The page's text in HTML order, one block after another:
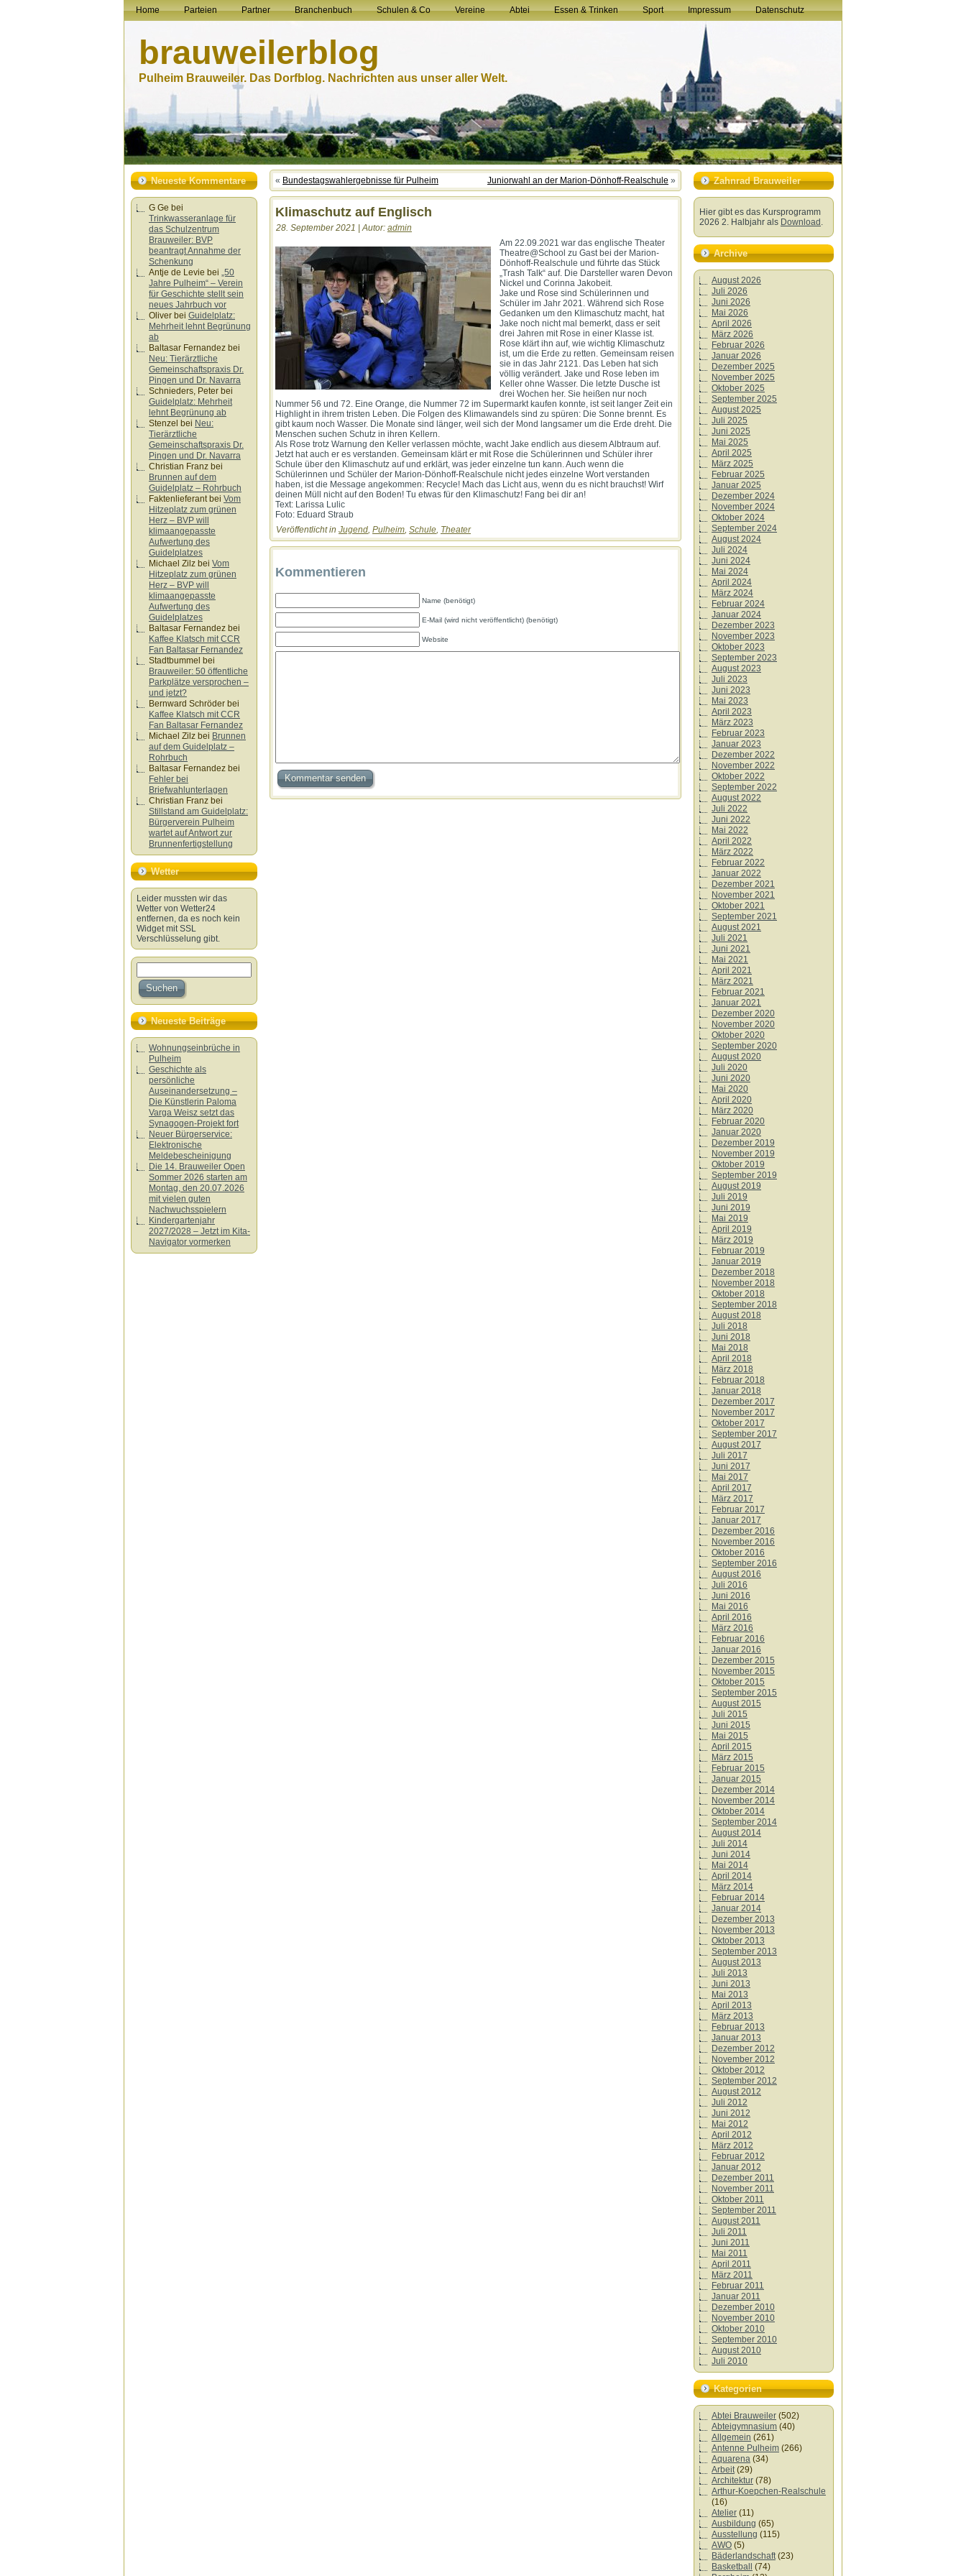
Home Parteien Partner Branchenbuch Schulen & Co Vereine Abtei Essen & Trinken Sport Impressum Datenschutz
brauweilerblog
Pulheim Brauweiler. Das Dorfblog. Nachrichten aus unser aller Welt.
Neueste Kommentare
G Ge bei
Trinkwasseranlage für
das Schulzentrum
Brauweiler: BVP
beantragt Annahme der
Schenkung
Antje de Levie bei „50
Jahre Pulheim“ – Verein
für Geschichte stellt sein
neues Jahrbuch vor
Oliver bei Guidelplatz:
Mehrheit lehnt Begrünung
ab
Baltasar Fernandez bei
Neu: Tierärztliche
Gemeinschaftspraxis Dr.
Pingen und Dr. Navarra
Schnieders, Peter bei
Guidelplatz: Mehrheit
lehnt Begrünung ab
Stenzel bei Neu:
Tierärztliche
Gemeinschaftspraxis Dr.
Pingen und Dr. Navarra
Christian Franz bei
Brunnen auf dem
Guidelplatz – Rohrbuch
Faktenlieferantbei Vom
Hitzeplatz zum grünen
Herz – BVP will
klimaangepasste
Aufwertung des
Guidelplatzes
Michael Zilz bei Vom
Hitzeplatz zum grünen
Herz – BVP will
klimaangepasste
Aufwertung des
Guidelplatzes
Baltasar Fernandez bei
Kaffee Klatsch mit CCR
Fan Baltasar Fernandez
Stadtbummel bei
Brauweiler: 50 öffentliche
Parkplätze versprochen –
und jetzt?
Bernward Schröder bei
Kaffee Klatsch mit CCR
Fan Baltasar Fernandez
Michael Zilz bei Brunnen
auf dem Guidelplatz –
Rohrbuch
Baltasar Fernandez bei
Fehler bei
Briefwahlunterlagen
Christian Franz bei
Stillstand am Guidelplatz:
Bürgerverein Pulheim
wartet auf Antwort zur
Brunnenfertigstellung
Wetter
Leider mussten wir das
Wetter von Wetter24
entfernen, da es noch kein
Widget mit SSL
Verschlüsselung gibt.
Neueste Beiträge
Wohnungseinbrüche in
Pulheim
Geschichte als
persönliche
Auseinandersetzung –
Die Künstlerin Paloma
Varga Weisz setzt das
Synagogen-Projekt fort
Neuer Bürgerservice:
Elektronische
Meldebescheinigung
Die 14. Brauweiler Open
Sommer 2026 starten am
Montag, den 20.07.2026
mit vielen guten
Nachwuchsspielern
Kindergartenjahr
2027/2028 – Jetzt im Kita-
Navigator vormerken
« Bundestagswahlergebnisse für Pulheim Juniorwahl an der Marion-Dönhoff-Realschule »
Klimaschutz auf Englisch
28. September 2021 | Autor: admin
Am 22.09.2021 war das englische Theater
Theatre@School zu Gast bei der Marion-
Dönhoff-Realschule und führte das Stück
„Trash Talk“ auf. Die Darsteller waren Devon
Nickel und Corinna Jakobeit.
Jake und Rose sind Schülerinnen und
Schüler im Jahr 2021. Während sich Rose
Gedanken um den Klimaschutz macht, hat
Jake noch nicht mal bemerkt, dass er seit
drei Jahren mit Rose in einer Klasse ist.
Rose klärt ihn auf, wie wichtig Klimaschutz
ist, um die Erde zu retten. Gemeinsam reisen
sie in das Jahr 2121. Das Leben hat sich
völlig verändert. Jake und Rose leben im
Keller ohne Wasser. Die letzte Dusche ist
drei Wochen her. Sie heißen nur noch
Nummer 56 und 72. Eine Orange, die Nummer 72 im Supermarkt kaufen konnte, ist seit langer Zeit ein
Highlight in ihrem tristen Leben. Die Folgen des Klimawandels sind zu spüren: Die Sonne brennt. Es
gibt kaum noch Wasser. Die Monate sind länger, weil sich der Mond langsamer um die Erde dreht. Die
Menschen suchen Schutz in ihren Kellern.
Als Rose trotz Warnung den Keller verlassen möchte, wacht Jake endlich aus diesem Albtraum auf.
Jetzt hat auch er es verstanden. Gemeinsam klärt er mit Rose die Schülerinnen und Schüler ihrer
Schule über den Klimaschutz auf und erklärt, was jeder einzelne tun kann. Auch wenn die
Schülerinnen und Schüler der Marion-Dönhoff-Realschule nicht jedes einzelne Wort verstanden
haben, ist die Message angekommen: Recycle! Mach das Licht aus, wenn du es nicht brauchst! Wirf
deinen Müll nicht auf den Boden! Tu etwas für den Klimaschutz! Fang bei dir an!
Text: Larissa Lulic
Foto: Eduard Straub
Veröffentlicht in Jugend, Pulheim, Schule, Theater
Kommentieren
Name (benötigt)
E-Mail (wird nicht veröffentlicht) (benötigt)
Website
Zahnrad Brauweiler
Hier gibt es das Kursprogramm
2026 2. Halbjahr als Download .
Archive
August 2026
Juli 2026
Juni 2026
Mai 2026
April 2026
März 2026
Februar 2026
Januar 2026
Dezember 2025
November 2025
Oktober 2025
September 2025
August 2025
Juli 2025
Juni 2025
Mai 2025
April 2025
März 2025
Februar 2025
Januar 2025
Dezember 2024
November 2024
Oktober 2024
September 2024
August 2024
Juli 2024
Juni 2024
Mai 2024
April 2024
März 2024
Februar 2024
Januar 2024
Dezember 2023
November 2023
Oktober 2023
September 2023
August 2023
Juli 2023
Juni 2023
Mai 2023
April 2023
März 2023
Februar 2023
Januar 2023
Dezember 2022
November 2022
Oktober 2022
September 2022
August 2022
Juli 2022
Juni 2022
Mai 2022
April 2022
März 2022
Februar 2022
Januar 2022
Dezember 2021
November 2021
Oktober 2021
September 2021
August 2021
Juli 2021
Juni 2021
Mai 2021
April 2021
März 2021
Februar 2021
Januar 2021
Dezember 2020
November 2020
Oktober 2020
September 2020
August 2020
Juli 2020
Juni 2020
Mai 2020
April 2020
März 2020
Februar 2020
Januar 2020
Dezember 2019
November 2019
Oktober 2019
September 2019
August 2019
Juli 2019
Juni 2019
Mai 2019
April 2019
März 2019
Februar 2019
Januar 2019
Dezember 2018
November 2018
Oktober 2018
September 2018
August 2018
Juli 2018
Juni 2018
Mai 2018
April 2018
März 2018
Februar 2018
Januar 2018
Dezember 2017
November 2017
Oktober 2017
September 2017
August 2017
Juli 2017
Juni 2017
Mai 2017
April 2017
März 2017
Februar 2017
Januar 2017
Dezember 2016
November 2016
Oktober 2016
September 2016
August 2016
Juli 2016
Juni 2016
Mai 2016
April 2016
März 2016
Februar 2016
Januar 2016
Dezember 2015
November 2015
Oktober 2015
September 2015
August 2015
Juli 2015
Juni 2015
Mai 2015
April 2015
März 2015
Februar 2015
Januar 2015
Dezember 2014
November 2014
Oktober 2014
September 2014
August 2014
Juli 2014
Juni 2014
Mai 2014
April 2014
März 2014
Februar 2014
Januar 2014
Dezember 2013
November 2013
Oktober 2013
September 2013
August 2013
Juli 2013
Juni 2013
Mai 2013
April 2013
März 2013
Februar 2013
Januar 2013
Dezember 2012
November 2012
Oktober 2012
September 2012
August 2012
Juli 2012
Juni 2012
Mai 2012
April 2012
März 2012
Februar 2012
Januar 2012
Dezember 2011
November 2011
Oktober 2011
September 2011
August 2011
Juli 2011
Juni 2011
Mai 2011
April 2011
März 2011
Februar 2011
Januar 2011
Dezember 2010
November 2010
Oktober 2010
September 2010
August 2010
Juli 2010
Kategorien
Abtei Brauweiler (502)
Abteigymnasium (40)
Allgemein (261)
Antenne Pulheim (266)
Aquarena (34)
Arbeit(29)
Architektur (78)
Arthur-Koepchen-Realschule
(16)
Atelier (11)
Ausbildung (65)
Ausstellung (115)
AWO (5)
Bäderlandschaft(23)
Basketball
(74)